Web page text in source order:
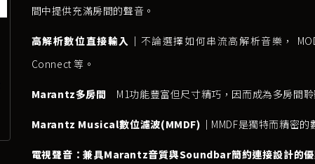
間中提供充滿房間的聲音。
高解析數位直接輸入｜ 不論選擇如何串流高解析音樂，
Connect 等。
Marantz多房間｜ M1功能豐富但尺寸精巧，因而成為多房間
Marantz Musical數位濾波(MMDF)｜ MMDF是獨特而精密
電視聲音：兼具Marantz音質與Soundbar簡約連接設計的優